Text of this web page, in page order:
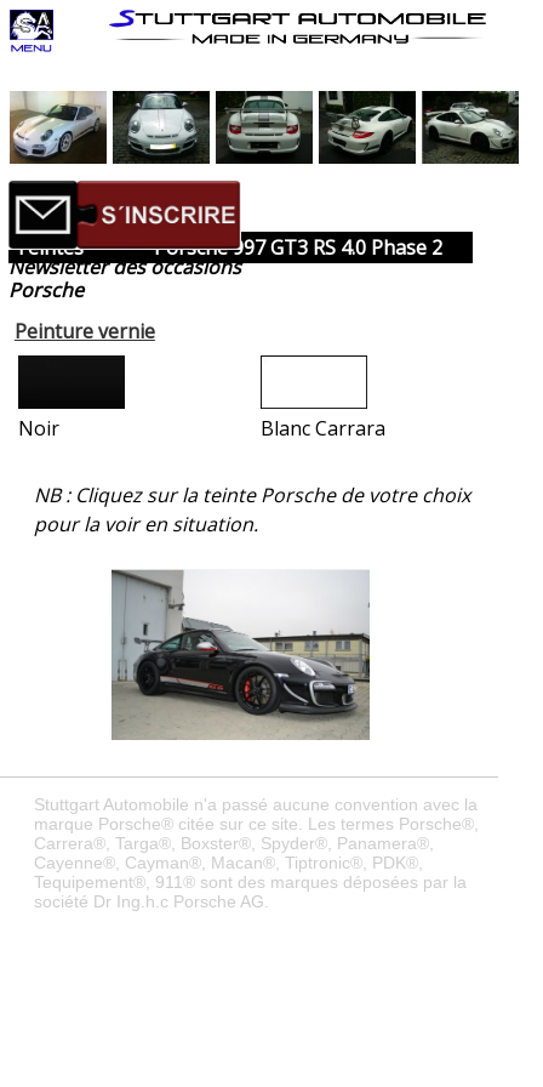
Newsletter des occasions
Porsche
Teintes Porsche 997 GT3 RS 4.0 Phase 2
Peinture vernie
Noir Blanc Carrara
NB : Cliquez sur la teinte Porsche de votre choix
pour la voir en situation.
Stuttgart Automobile n'a passé aucune convention avec la
marque Porsche® citée sur ce site. Les termes Porsche®,
Carrera®, Targa®, Boxster®, Spyder®, Panamera®,
Cayenne®, Cayman®, Macan®, Tiptronic®, PDK®,
Tequipement®, 911® sont des marques déposées par la
société Dr Ing.h.c Porsche AG.